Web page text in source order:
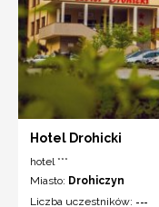
Hotel Drohicki
hotel ***
Miasto: Drohiczyn
Liczba uczestników: ---